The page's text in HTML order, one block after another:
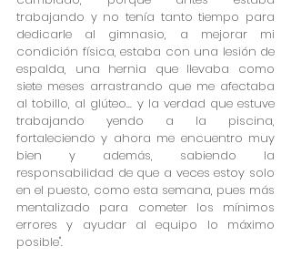
trabajando y no tenía tanto tiempo para
dedicarle al gimnasio, a mejorar mi
condición física, estaba con una lesión de
espalda, una hernia que llevaba como
siete meses arrastrando que me afectaba
al tobillo, al glúteo... y la verdad que estuve
trabajando yendo a la piscina,
fortaleciendo y ahora me encuentro muy
bien y además, sabiendo la
responsabilidad de que a veces estoy solo
en el puesto, como esta semana, pues más
mentalizado para cometer los mínimos
errores y ayudar al equipo lo máximo
posible".